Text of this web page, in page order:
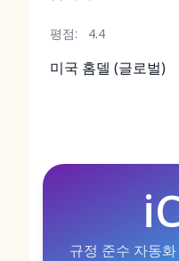
평점: 4.4
미국 홈델 (글로벌)
규정 준수 자동